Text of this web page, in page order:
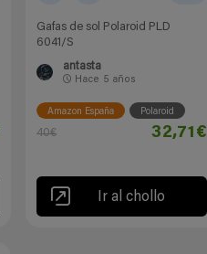
Gafas de sol Polaroid PLD
6041/S
antasta
Hace 5 años
Amazon España Polaroid
40€ 32,71€
Ir al chollo